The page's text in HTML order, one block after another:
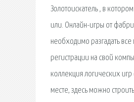
Золотоискатель , в
или. Онлайн-игры от
необходимо разгадать
регистрации на свой
коллекция логических
месте, здесь можно